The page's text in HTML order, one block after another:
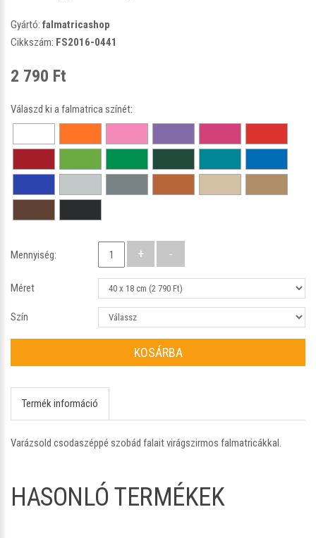
Gyártó: falmatricashop
Cikkszám: FS2016-0441
2 790 Ft
Válaszd ki a falmatrica színét:
Mennyiség:
Méret
Szín
KOSÁRBA
Termék információ
Varázsold csodaszéppé szobád falait virágszirmos falmatricákkal.
HASONLÓ TERMÉKEK